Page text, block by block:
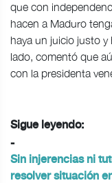
que con
hacen a Maduro
haya un juicio justo
lado, comentó que
con la presidenta
Sigue leyendo:
-
Sin injerencias ni
resolver situación